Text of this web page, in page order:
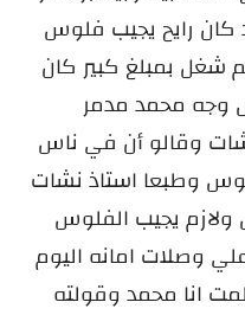
كان رايح يجيب فلوس
شغل بمبلغ كبير كان
وجه محمد مدمر
وقالو أن في ناس
وطبعا استاذ نشات
يجيب الفلوس
وصلات امانه اليوم
انا محمد وقولته